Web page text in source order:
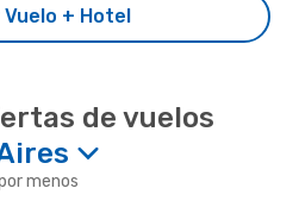
Vuelo + Hotel
de vuelos
menos